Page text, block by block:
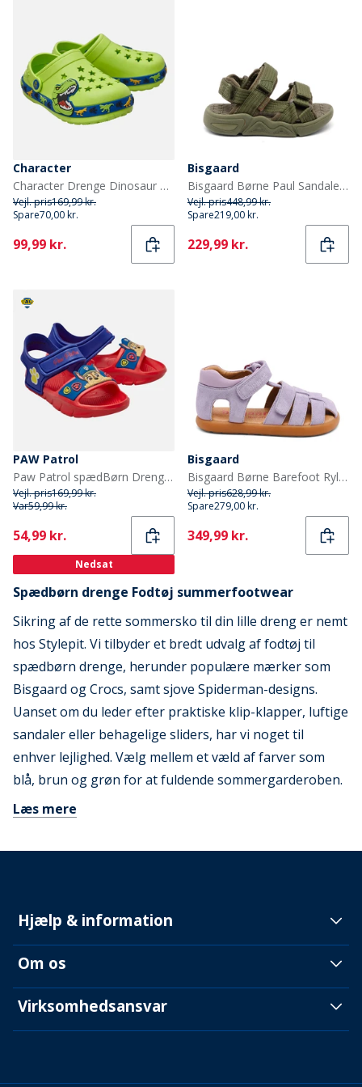
Character
Character Drenge Dinosaur Mønster Clogs Grøn
Vejl. pris169,99 kr.
Spare70,00 kr.
Current
99,99 kr.
Bisgaard
Bisgaard Børne Paul Sandaler Olive
Vejl. pris448,99 kr.
Spare219,00 kr.
Current
229,99 kr.
PAW Patrol
Paw Patrol spædBørn Drenge ankelrem sandaler Rød
Vejl. pris169,99 kr.
Var59,99 kr.
Current
54,99 kr.
Nedsat
Bisgaard
Bisgaard Børne Barefoot Ryle Sandaler Violet
Vejl. pris628,99 kr.
Spare279,00 kr.
Current
349,99 kr.
Spædbørn drenge Fodtøj summerfootwear
Sikring af de rette sommersko til din lille dreng er nemt
hos Stylepit. Vi tilbyder et bredt udvalg af fodtøj til
spædbørn drenge, herunder populære mærker som
Bisgaard og Crocs, samt sjove Spiderman-designs.
Uanset om du leder efter praktiske klip-klapper, luftige
sandaler eller behagelige sliders, har vi noget til
enhver lejlighed. Vælg mellem et væld af farver som
blå, brun og grøn for at fuldende sommergarderoben.
Læs mere
Hjælp & information
Om os
Virksomhedsansvar